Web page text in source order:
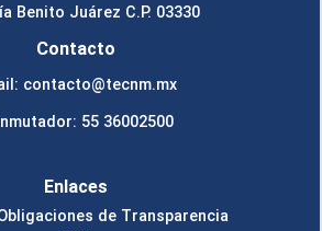
Benito Juárez C.P. 03330
Contacto
contacto@tecnm.mx
55 36002500
Enlaces
de Transparencia